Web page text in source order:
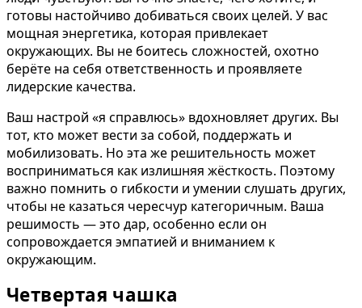
готовы настойчиво добиваться своих целей. У вас
мощная энергетика, которая привлекает
окружающих. Вы не боитесь сложностей, охотно
берёте на себя ответственность и проявляете
лидерские качества.
Ваш настрой «я справлюсь» вдохновляет других. Вы
тот, кто может вести за собой, поддержать и
мобилизовать. Но эта же решительность может
восприниматься как излишняя жёсткость. Поэтому
важно помнить о гибкости и умении слушать других,
чтобы не казаться чересчур категоричным. Ваша
решимость — это дар, особенно если он
сопровождается эмпатией и вниманием к
окружающим.
Четвертая чашка